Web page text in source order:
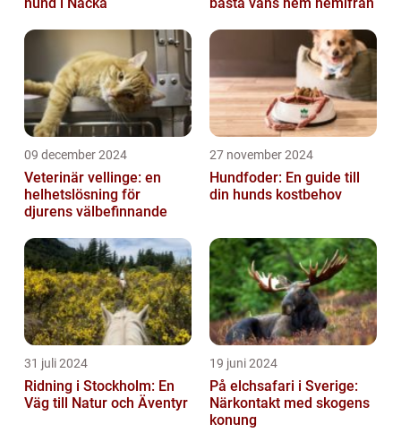
hund i Nacka
bästa väns hem hemifrån
09 december 2024
Veterinär vellinge: en
helhetslösning för
djurens välbefinnande
27 november 2024
Hundfoder: En guide till
din hunds kostbehov
31 juli 2024
Ridning i Stockholm: En
Väg till Natur och Äventyr
19 juni 2024
På elchsafari i Sverige:
Närkontakt med skogens
konung